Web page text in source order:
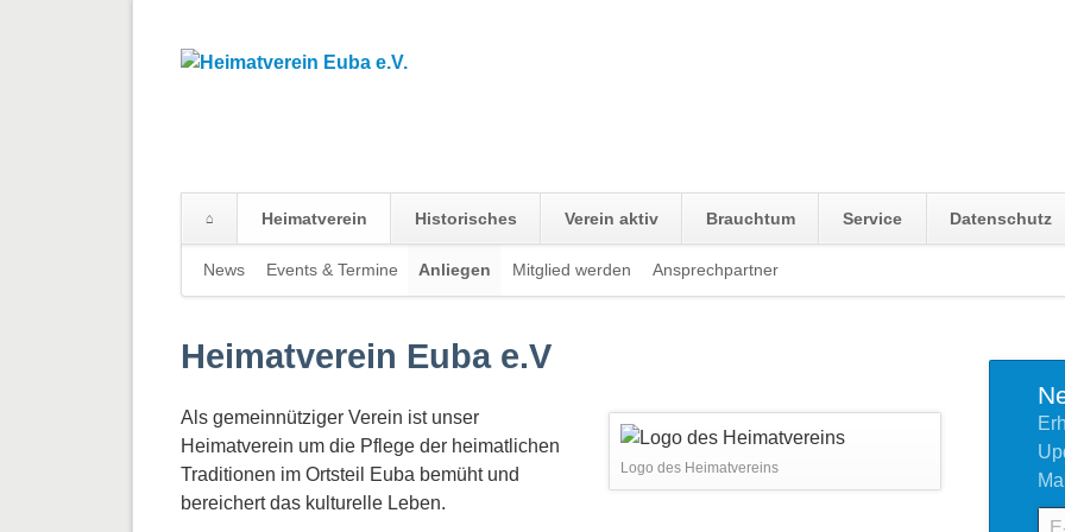
Heimatverein Historisches Verein aktiv Brauchtum Service Datenschutz
überspringen
News Events & Termine Anliegen Mitglied werden Ansprechpartner
Heimatverein Euba e.V
Logo des Heimatvereins
Als gemeinnütziger Verein ist unser
Heimatverein um die Pflege der heimatlichen
Traditionen im Ortsteil Euba bemüht und
bereichert das kulturelle Leben.
E-